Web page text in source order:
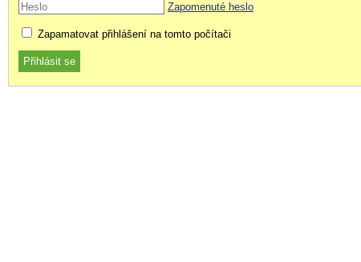
Zapomenuté heslo
Zapamatovat přihlášení na tomto počítači